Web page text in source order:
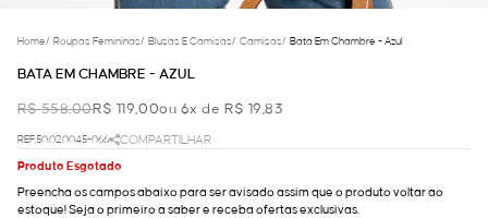
Home/ Roupas Femininas/ Blusas E Camisas/ Camisas/ Bata Em Chambre - Azul
BATA EM CHAMBRE - AZUL
R$ 558,00R$ 119,00ou 6x de R$ 19,83
REF.50.02.0045-066
COMPARTILHAR
Produto Esgotado
Preencha os campos abaixo para ser avisado assim que o produto voltar ao
estoque! Seja o primeiro a saber e receba ofertas exclusivas.